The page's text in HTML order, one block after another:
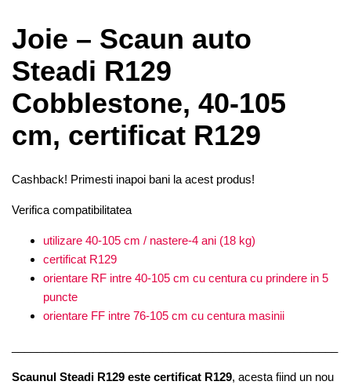
Joie – Scaun auto
Steadi R129
Cobblestone, 40-105
cm, certificat R129
Cashback! Primesti inapoi bani la acest produs!
Verifica compatibilitatea
utilizare 40-105 cm / nastere-4 ani (18 kg)
certificat R129
orientare RF intre 40-105 cm cu centura cu prindere in 5
puncte
orientare FF intre 76-105 cm cu centura masinii
Scaunul Steadi R129 este certificat R129, acesta fiind un nou